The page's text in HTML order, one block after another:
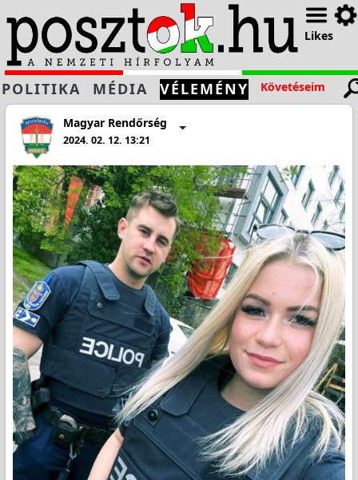
Likes
POLITIKA MÉDIA VÉLEMÉNY Követéseim
Magyar Rendőrség
2024. 02. 12. 13:21